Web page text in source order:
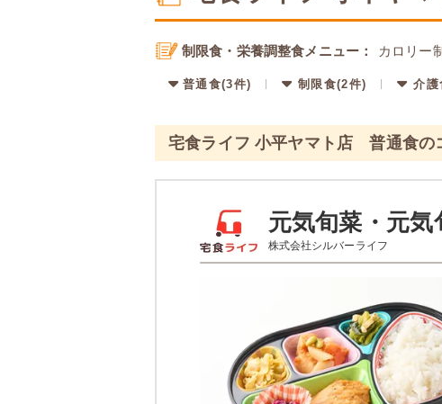
制限食・栄養調整食メニュー： カロリー
普通食(3件) 制限食(2件) 介護
宅食ライフ 小平ヤマト店 普通食の
元気旬菜・元気
株式会社シルバーライフ